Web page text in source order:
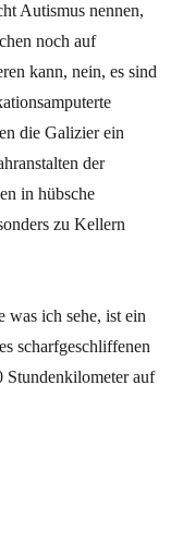
Autismus nennen,
noch auf
kann, nein, es sind
die Galizier ein
der
in hübsche
zu Kellern
was ich sehe, ist ein
scharfgeschliffenen
Stundenkilometer auf